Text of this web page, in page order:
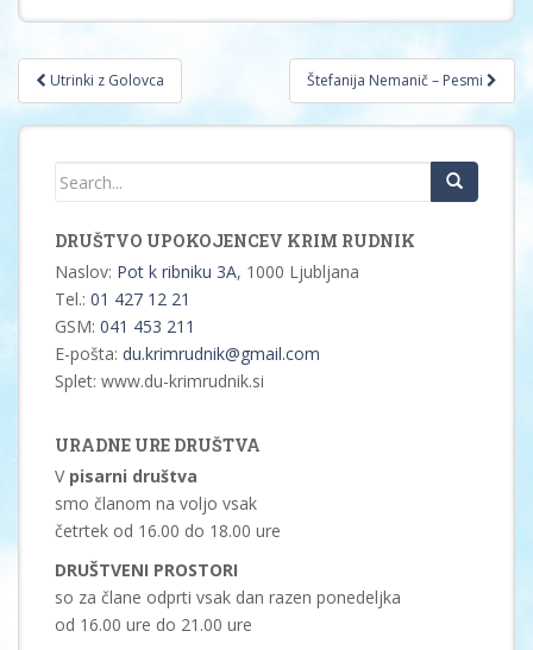
Post
navigation
Utrinki z Golovca Štefanija Nemanič – Pesmi
DRUŠTVO UPOKOJENCEV KRIM RUDNIK
Naslov: Pot k ribniku 3A, 1000 Ljubljana
Tel.: 01 427 12 21
GSM: 041 453 211
E-pošta: du.krimrudnik@gmail.com
Splet: www.du-krimrudnik.si
URADNE URE DRUŠTVA
V pisarni društva
smo članom na voljo vsak
četrtek od 16.00 do 18.00 ure
DRUŠTVENI PROSTORI
so za člane odprti vsak dan razen ponedeljka
od 16.00 ure do 21.00 ure